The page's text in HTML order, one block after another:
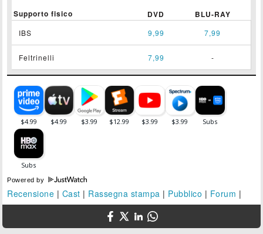
Supporto fisico DVD BLU-RAY
IBS 9,99 7,99
Feltrinelli 7,99 -
Powered by
Recensione | Cast | Rassegna stampa | Pubblico | Forum |